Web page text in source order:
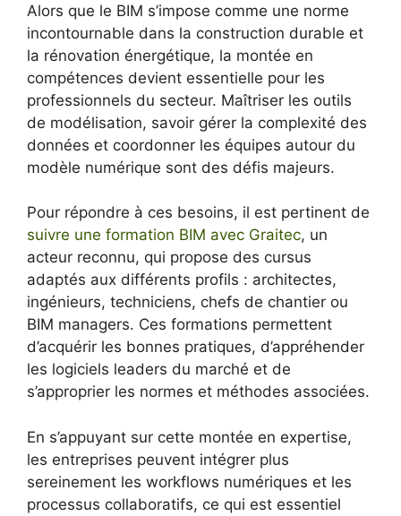
Alors que le BIM s’impose comme une norme
incontournable dans la construction durable et
la rénovation énergétique, la montée en
compétences devient essentielle pour les
professionnels du secteur. Maîtriser les outils
de modélisation, savoir gérer la complexité des
données et coordonner les équipes autour du
modèle numérique sont des défis majeurs.
Pour répondre à ces besoins, il est pertinent de
suivre une formation BIM avec Graitec, un
acteur reconnu, qui propose des cursus
adaptés aux différents profils : architectes,
ingénieurs, techniciens, chefs de chantier ou
BIM managers. Ces formations permettent
d’acquérir les bonnes pratiques, d’appréhender
les logiciels leaders du marché et de
s’approprier les normes et méthodes associées.
En s’appuyant sur cette montée en expertise,
les entreprises peuvent intégrer plus
sereinement les workflows numériques et les
processus collaboratifs, ce qui est essentiel